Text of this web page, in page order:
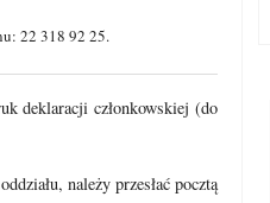
22 318 92 25.
deklaracji członkowskiej (do
należy przesłać pocztą